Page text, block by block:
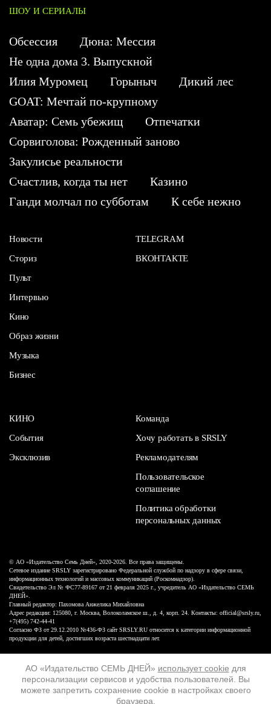
АО «Издательство СЕМЬ ДНЕЙ» использует cookie для
персонализации сервисов и удобства пользователей. Вы
можете запретить сохранение cookie в настройках своего
браузера.
ШОУ И СЕРИАЛЫ
Обсессия
Дюна: Мессия
Не одна дома 3. Выпускной
Илия Муромец
Горыныч
Дикий лес
GOAT: Мечтай по-крупному
Аватар: Семь убежищ
Отпечатки
Сорвиголова: Рожденный заново
Закулисье реальности
Счастлив, когда ты нет
Казино
Ганди молчал по субботам
К себе нежно
Новости
Сториз
Пульт
Интервью
Кино
Образ жизни
Музыка
Бизнес
TELEGRAM
ВКОНТАКТЕ
КИНО
События
Эксклюзив
Команда
Хочу работать в SRSLY
Рекламодателям
Пользовательское
соглашение
Политика обработки
персональных данных
16+
© АО «Издательство Семь Дней», 2020-2026. Все права защищены.
Сетевое издание SRSLY зарегистрировано Федеральной службой по надзору в сфере связи,
информационных технологий и массовых коммуникаций (Роскомнадзор).
Свидетельство Эл № ФС77-89167 от 21 февраля 2025 г., учредитель АО «Издательство СЕМЬ
ДНЕЙ».
Главный редактор: Пахомова Анжелика Михайловна
Адрес редакции: 125080, г. Москва, Волоколамское ш., д. 4, корп. 24. Контакты: official@srsly.ru,
+7(495) 742-44-41
Согласно ФЗ от 29.12.2010 №436-ФЗ сайт SRSLY.RU относится к категории информационной
продукции для детей, достигших возраста шестнадцати лет.